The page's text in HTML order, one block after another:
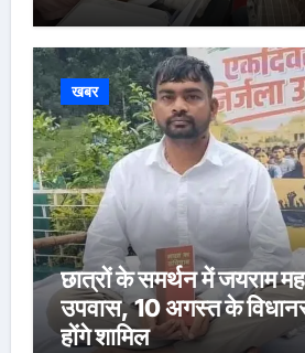
खबर
छात्रों के समर्थन में जयराम
उपवास, 10 अगस्त के
होंगे शामिल